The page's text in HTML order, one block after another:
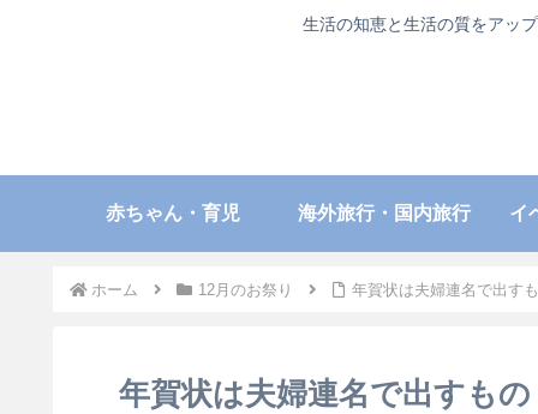
生活の知恵と生活の質をアッ
赤ちゃん・育児 海外旅行・国内旅行 イ
ホーム 12月のお祭り 年賀状は夫婦連名で出す
年賀状は夫婦連名で出すも